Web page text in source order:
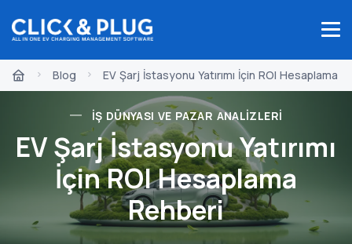
Blog EV Şarj İstasyonu Yatırımı İçin ROI Hesaplama
İŞ DÜNYASI VE PAZAR ANALIZLERI
EV Şarj İstasyonu Yatırımı
İçin ROI Hesaplama
Rehberi